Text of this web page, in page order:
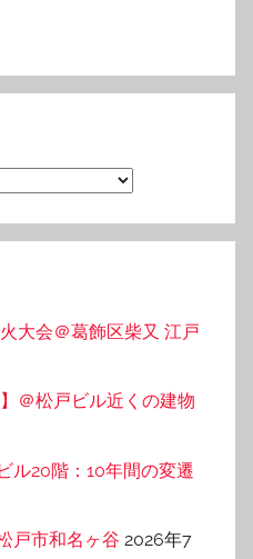
大会＠葛飾区柴又 江戸
＠松戸ビル近くの建物
ル20階：10年間の変遷
戸市和名ヶ谷 2026年7